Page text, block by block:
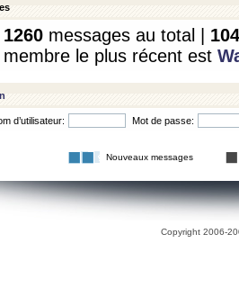
1260 messages au total | 104
membre le plus récent est
d’utilisateur: Mot de passe:
Nouveaux messages
Copyright 2006-